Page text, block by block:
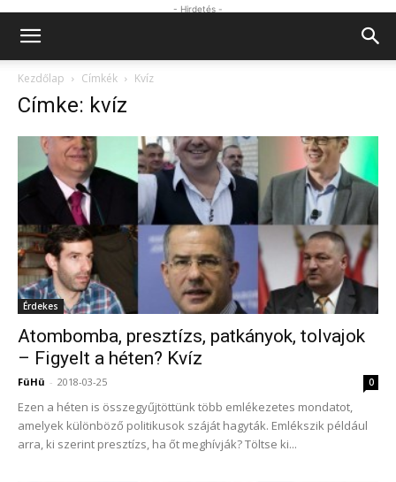
- Hirdetés -
Kezdőlap Címkék Kvíz
Címke: kvíz
Érdekes
Atombomba, presztízs, patkányok, tolvajok
– Figyelt a héten? Kvíz
FüHü - 2018-03-25 0
Ezen a héten is összegyűjtöttünk több emlékezetes mondatot,
amelyek különböző politikusok száját hagyták. Emlékszik például
arra, ki szerint presztízs, ha őt meghívják? Töltse ki...